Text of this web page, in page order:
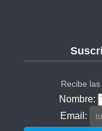
Recibe
Nombre:
Email: